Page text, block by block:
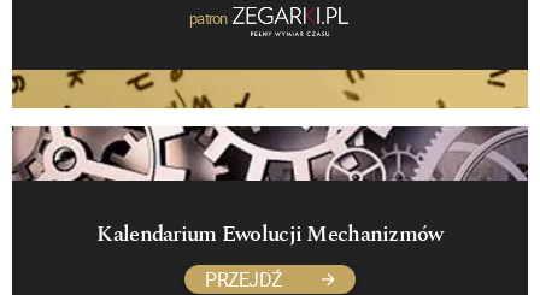
patron
Kalendarium Ewolucji Mechanizmów
PRZEJDŹ